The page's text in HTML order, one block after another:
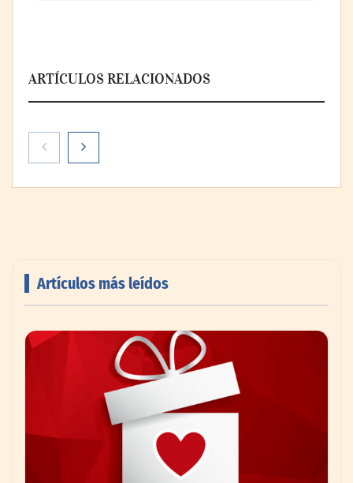
ARTÍCULOS RELACIONADOS
Digitech amplía su presencia en Madrid
con una tercera sede especializada en FP
Emcesa se convierte en el aliado perfecto
para los restaurantes y bares este verano
Artículos más leídos